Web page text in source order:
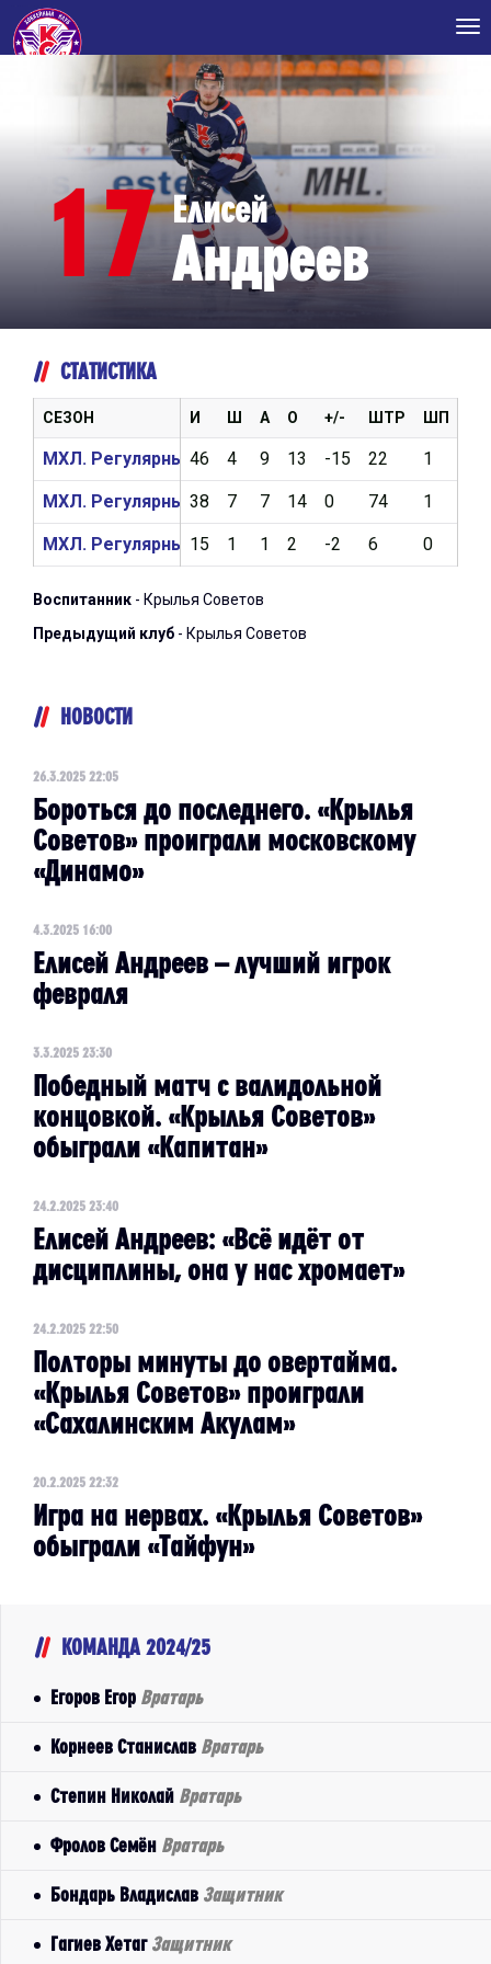
17 Елисей
Андреев
СТАТИСТИКА
И Ш А О +/- ШТР ШП
46 4 9 13 -15 22 1
38 7 7 14 0 74 1
15 1 1 2 -2 6 0
СЕЗОН
МХЛ. Регулярный чемпионат 2024/2025
МХЛ. Регулярный чемпионат 2023/2024
МХЛ. Регулярный чемпионат 2022/2023
Воспитанник - Крылья Советов
Предыдущий клуб - Крылья Советов
НОВОСТИ
26.3.2025 22:05
Бороться до последнего. «Крылья
Советов» проиграли московскому
«Динамо»
4.3.2025 16:00
Елисей Андреев – лучший игрок
февраля
3.3.2025 23:30
Победный матч с валидольной
концовкой. «Крылья Советов»
обыграли «Капитан»
24.2.2025 23:40
Елисей Андреев: «Всё идёт от
дисциплины, она у нас хромает»
24.2.2025 22:50
Полторы минуты до овертайма.
«Крылья Советов» проиграли
«Сахалинским Акулам»
20.2.2025 22:32
Игра на нервах. «Крылья Советов»
обыграли «Тайфун»
КОМАНДА 2024/25
Егоров Егор Вратарь
Корнеев Станислав Вратарь
Степин Николай Вратарь
Фролов Семён Вратарь
Бондарь Владислав Защитник
Гагиев Хетаг Защитник